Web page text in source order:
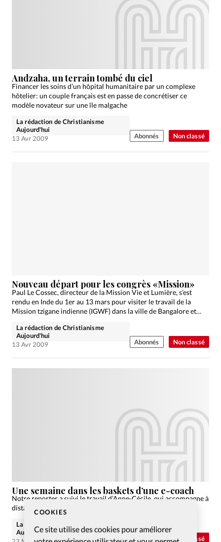
COOKIES
Ce site utilise des cookies pour améliorer
Non classé
Andzaha, un terrain tombé du ciel
Financer les soins d’un hôpital humanitaire par un complexe
hôtelier: un couple français est en passe de concrétiser ce
modèle novateur sur une île malgache
La rédaction de Christianisme
Aujourd'hui
13 Avr 2009
Abonnés
Non classé
Nouveau départ pour les congrès «Mission»
Paul Le Cossec, directeur de la Mission Vie et Lumière, s’est
rendu en Inde du 1er au 13 mars pour visiter le travail de la
Mission tzigane indienne (IGWF) dans la ville de Bangalore et…
La rédaction de Christianisme
Aujourd'hui
13 Avr 2009
Abonnés
Non classé
Une semaine dans les baskets d’une e-coach
Notre reporter a suivi le travail d’Anne-Cécile, qui accompagne à
distance des internautes dans leurs premiers pas de foi
La rédaction de Christianisme
Aujourd'hui
Abonnés